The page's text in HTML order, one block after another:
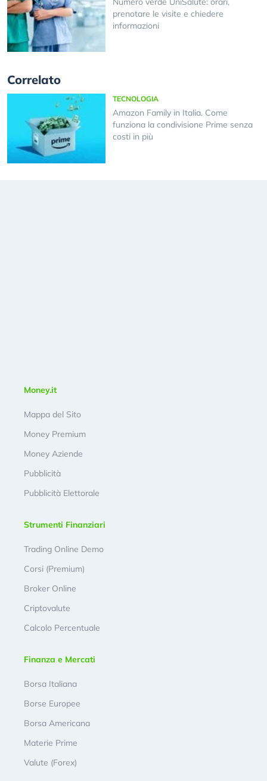
prenotare le visite e chiedere
informazioni
Correlato
TECNOLOGIA
Amazon Family in Italia. Come
funziona la condivisione Prime senza
costi in più
Money.it
Mappa del Sito
Money Premium
Money Aziende
Pubblicità
Pubblicità Elettorale
Strumenti Finanziari
Trading Online Demo
Corsi (Premium)
Broker Online
Criptovalute
Calcolo Percentuale
Finanza e Mercati
Borsa Italiana
Borse Europee
Borsa Americana
Materie Prime
Valute (Forex)